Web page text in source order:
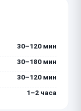
30–120 мин
30–180 мин
30–120 мин
1–2 часа